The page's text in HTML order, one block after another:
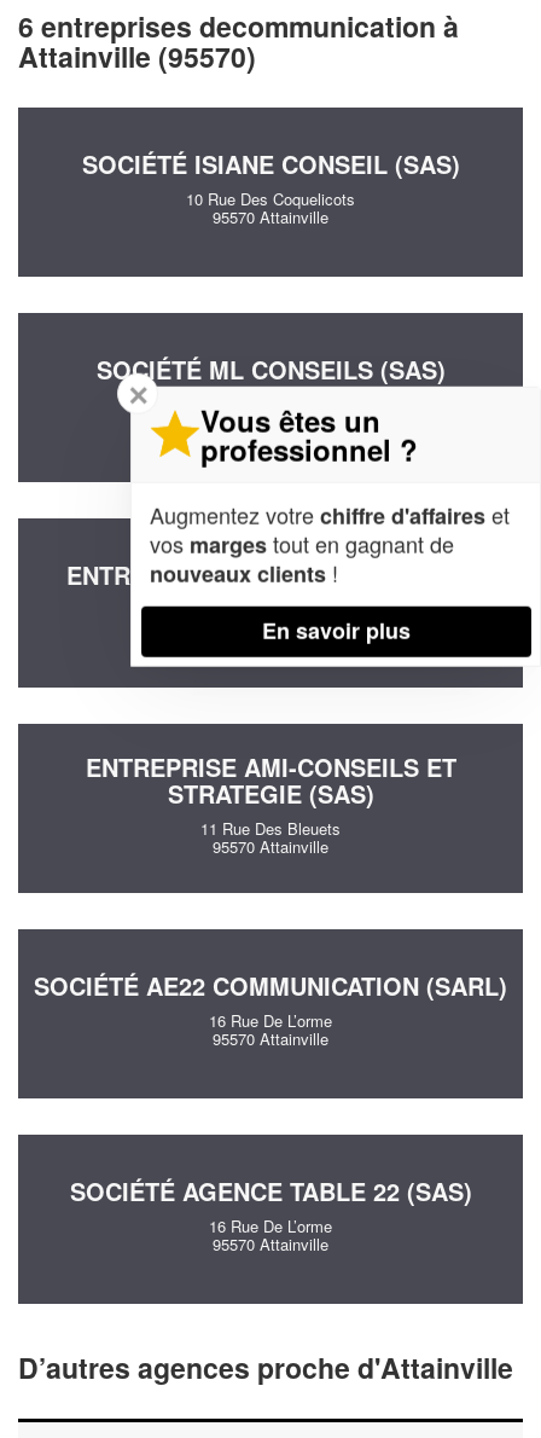
6 entreprises decommunication à
Attainville (95570)
SOCIÉTÉ ISIANE CONSEIL (SAS)
10 Rue Des Coquelicots
95570 Attainville
SOCIÉTÉ ML CONSEILS (SAS)
10 Avenue Des Chardonnerets
95570 Attainville
ENTREPRISE NRJ SOLUTION (SAS)
3 Allee Du Parc
95570 Attainville
ENTREPRISE AMI-CONSEILS ET
STRATEGIE (SAS)
11 Rue Des Bleuets
95570 Attainville
SOCIÉTÉ AE22 COMMUNICATION (SARL)
16 Rue De L’orme
95570 Attainville
SOCIÉTÉ AGENCE TABLE 22 (SAS)
16 Rue De L’orme
95570 Attainville
D’autres agences proche d'Attainville
✕
Vous êtes un
professionnel ?
Augmentez votrechiffre d'affaireset
vos margestout en gagnant de
nouveaux clients !
En savoir plus